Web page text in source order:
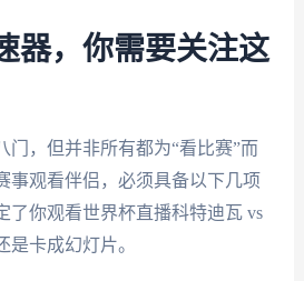
器，你需要关注这
门，但并非所有都为“看比赛”而
事观看伴侣，必须具备以下几项
了你观看世界杯直播科特迪瓦 vs
卡成幻灯片。